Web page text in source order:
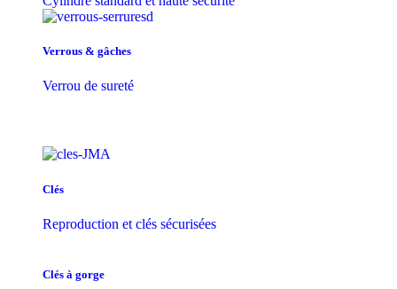
Verrous & gâches
Verrou de sureté
Clés
Reproduction et clés sécurisées
Clés à gorge